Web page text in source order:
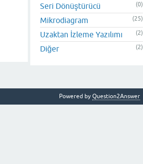
Seri Dönüştürücü (0)
Mikrodiagram (25)
Uzaktan İzleme Yazılımı (2)
Diğer (2)
Powered by Question2Answer